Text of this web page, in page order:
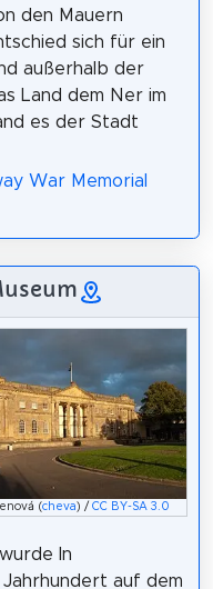
den Mauern
sich für ein
außerhalb der
Land dem Ner im
es der Stadt
War Memorial
(cheva ) /CC BY-SA 3.0
In
Jahrhundert auf dem